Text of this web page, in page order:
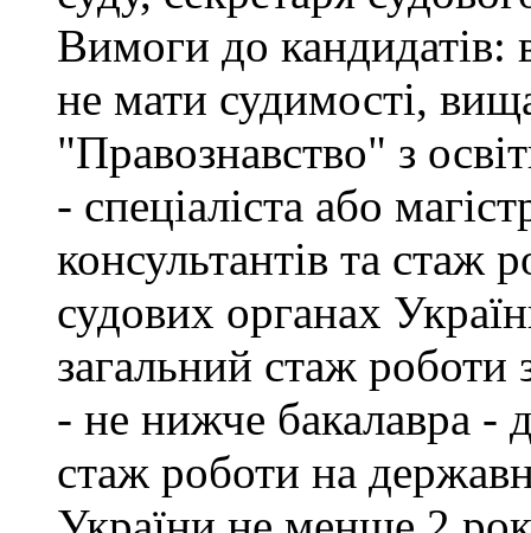
Вимоги до
не мати судимості,
"Правознавство" з
- спеціаліста або
консультантів та стаж
судових органах
загальний стаж
- не нижче бакалавра -
стаж роботи на